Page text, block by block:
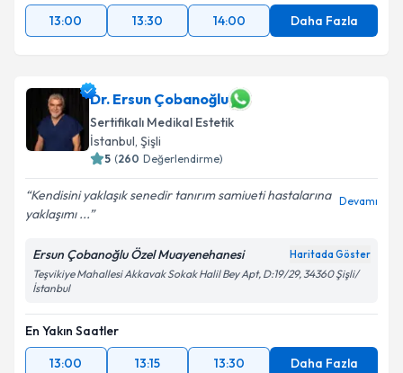
13:00
13:30 14:00 Daha Fazla
Dr. Ersun Çobanoğlu
Sertifikalı Medikal Estetik
İstanbul, Şişli
5 (260 Değerlendirme)
Kendisini yaklaşık senedir tanırım samiueti hastalarına
yaklaşımı ...
Devamı
Ersun Çobanoğlu Özel Muayenehanesi Haritada Göster
Teşvikiye Mahallesi Akkavak Sokak Halil Bey Apt, D:19/29, 34360 Şişli/
İstanbul
En Yakın Saatler
13:00
13:15 13:30 Daha Fazla